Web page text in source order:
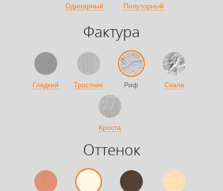
Одинарный Полуторный
Фактура
Гладкий Тростник Риф Скала
Кроста
Оттенок